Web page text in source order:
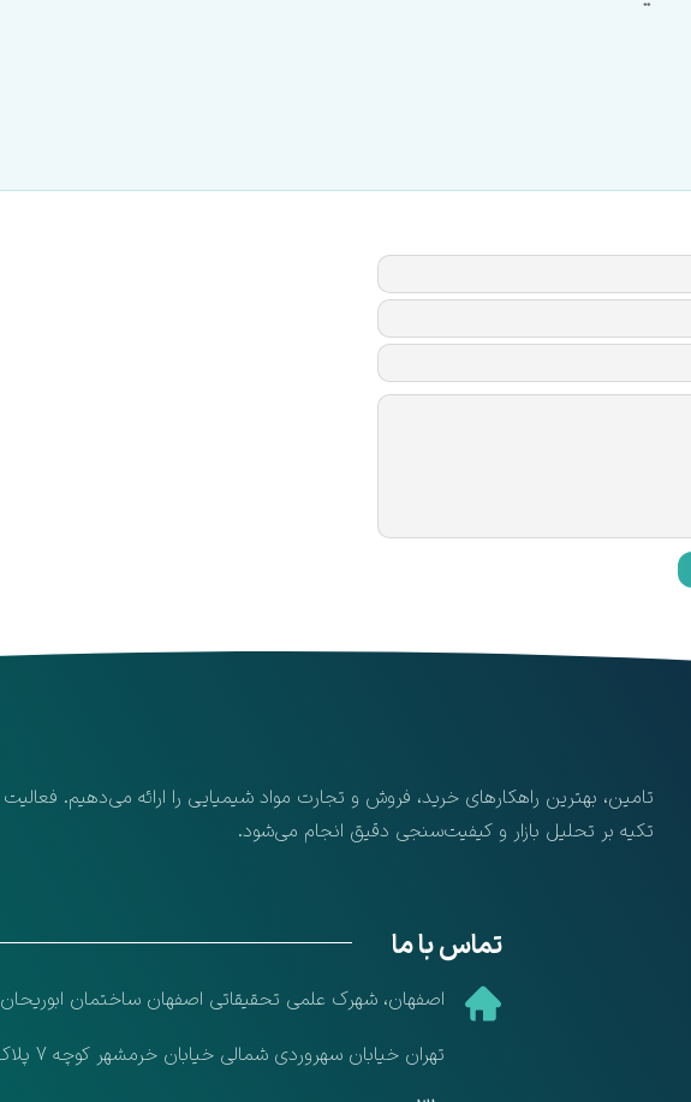
تامین، بهترین راهکارهای خرید، فروش و تجارت مواد شیمیایی را ارائه می‌دهیم.
تکیه بر تحلیل بازار و کیفیت‌سنجی دقیق انجام می‌شود.
تماس با ما
تهران خیابان سهروردی شمالی خیابان خرمشهر کوچه 7 پلاک7
​اصفهان، شهرک علمی تحقیقاتی اصفهان ساختمان ابوریحان